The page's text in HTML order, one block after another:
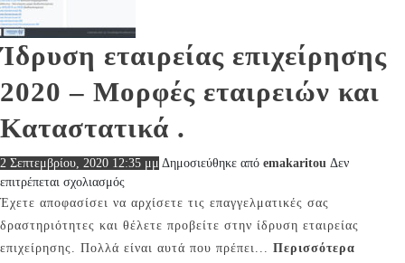
Ίδρυση εταιρείας επιχείρησης
2020 – Μορφές εταιρειών και
Καταστατικά .
2 Σεπτεμβρίου, 2020 12:35 μμ Δημοσιεύθηκε από emakaritou Δεν
επιτρέπεται σχολιασμός
Ίδρυση
εταιρείας
Έχετε αποφασίσει να αρχίσετε τις επαγγελματικές σας
δραστηριότητες και θέλετε προβείτε στην ίδρυση εταιρείας
επιχείρησης. Πολλά είναι αυτά που πρέπει... Περισσότερα